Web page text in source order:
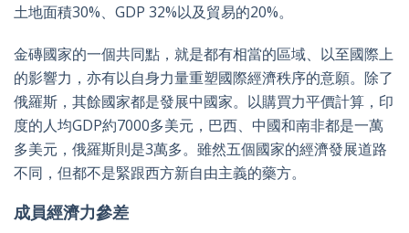
土地面積30%、GDP 32%以及貿易的20%。
金磚國家的一個共同點，就是都有相當的區域、以至國際上
的影響力，亦有以自身力量重塑國際經濟秩序的意願。除了
俄羅斯，其餘國家都是發展中國家。以購買力平價計算，印
度的人均GDP約7000多美元，巴西、中國和南非都是一萬
多美元，俄羅斯則是3萬多。雖然五個國家的經濟發展道路
不同，但都不是緊跟西方新自由主義的藥方。
成員經濟力參差